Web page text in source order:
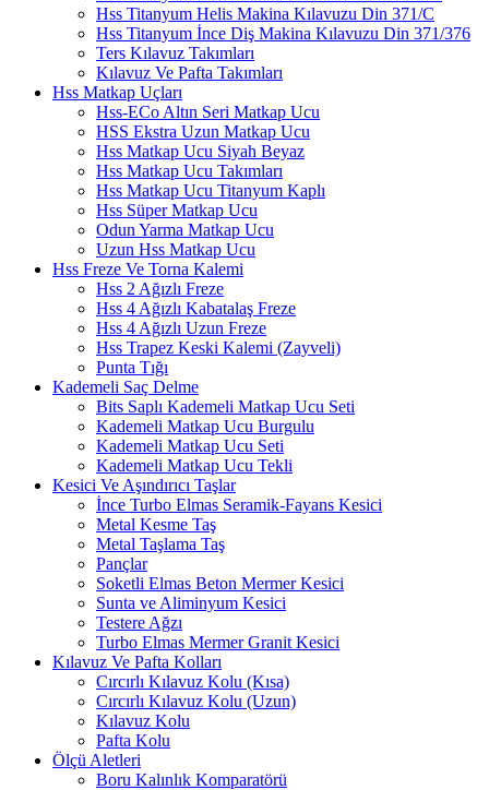
Hss Titanyum Helis Makina Kılavuzu Din 371/C
Hss Titanyum İnce Diş Makina Kılavuzu Din 371/376
Ters Kılavuz Takımları
Kılavuz Ve Pafta Takımları
Hss Matkap Uçları
Hss-ECo Altın Seri Matkap Ucu
HSS Ekstra Uzun Matkap Ucu
Hss Matkap Ucu Siyah Beyaz
Hss Matkap Ucu Takımları
Hss Matkap Ucu Titanyum Kaplı
Hss Süper Matkap Ucu
Odun Yarma Matkap Ucu
Uzun Hss Matkap Ucu
Hss Freze Ve Torna Kalemi
Hss 2 Ağızlı Freze
Hss 4 Ağızlı Kabatalaş Freze
Hss 4 Ağızlı Uzun Freze
Hss Trapez Keski Kalemi (Zayveli)
Punta Tığı
Kademeli Saç Delme
Bits Saplı Kademeli Matkap Ucu Seti
Kademeli Matkap Ucu Burgulu
Kademeli Matkap Ucu Seti
Kademeli Matkap Ucu Tekli
Kesici Ve Aşındırıcı Taşlar
İnce Turbo Elmas Seramik-Fayans Kesici
Metal Kesme Taş
Metal Taşlama Taş
Pançlar
Soketli Elmas Beton Mermer Kesici
Sunta ve Aliminyum Kesici
Testere Ağzı
Turbo Elmas Mermer Granit Kesici
Kılavuz Ve Pafta Kolları
Cırcırlı Kılavuz Kolu (Kısa)
Cırcırlı Kılavuz Kolu (Uzun)
Kılavuz Kolu
Pafta Kolu
Ölçü Aletleri
Boru Kalınlık Komparatörü